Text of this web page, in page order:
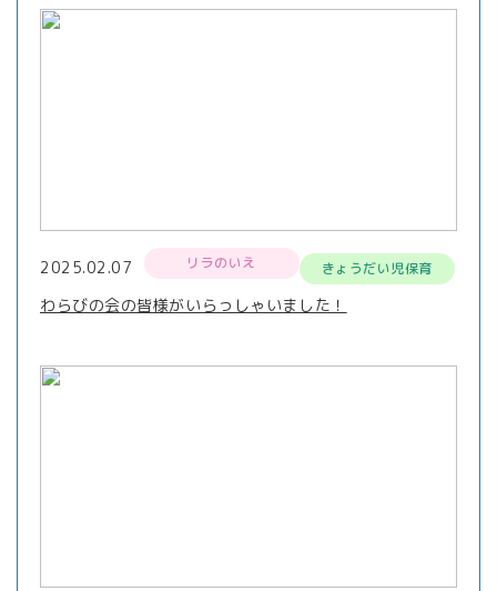
2025.02.07 リラのいえ きょうだい児保育
わらびの会の皆様がいらっしゃいました！